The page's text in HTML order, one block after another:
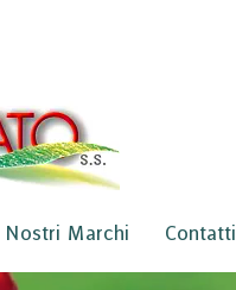
I Nostri Marchi Contatti